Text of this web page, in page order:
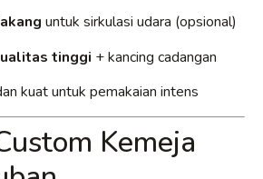
untuk sirkulasi udara (opsional)
tinggi + kancing cadangan
kuat untuk pemakaian intens
Kemeja